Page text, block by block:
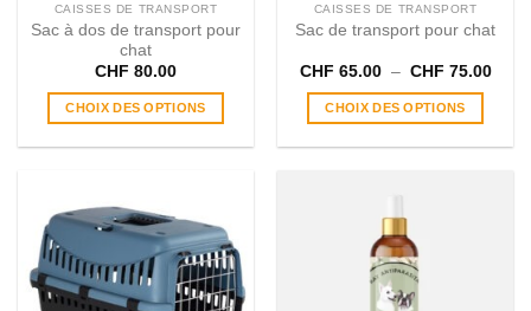
CAISSES DE TRANSPORT
Sac à dos de transport pour
chat
CHF 80.00
CHOIX DES OPTIONS
plusieurs
variations.
Les
options
peuvent
CAISSES DE TRANSPORT
Sac de transport pour chat
CHF 65.00 – CHF 75.00
CHF
CHOIX DES OPTIONS
Les
options
peuvent